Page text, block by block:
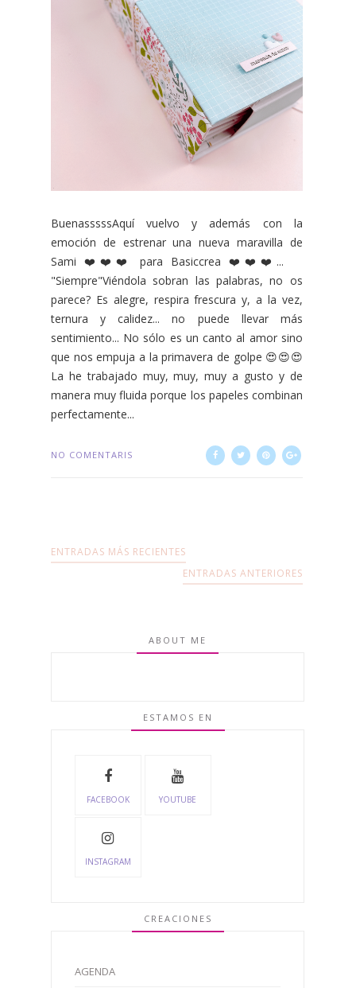
BuenasssssAquí vuelvo y además con la
emoción de estrenar una nueva maravilla de
Sami ❤️❤️❤️ para Basiccrea ❤️❤️❤️...
"Siempre"Viéndola sobran las palabras, no os
parece? Es alegre, respira frescura y, a la vez,
ternura y calidez... no puede llevar más
sentimiento... No sólo es un canto al amor sino
que nos empuja a la primavera de golpe 😍😍😍
La he trabajado muy, muy, muy a gusto y de
manera muy fluida porque los papeles combinan
perfectamente...
NO COMENTARIS
ENTRADAS MÁS RECIENTES
ENTRADAS ANTERIORES
ABOUT ME
ESTAMOS EN
FACEBOOK YOUTUBE
INSTAGRAM
CREACIONES
AGENDA